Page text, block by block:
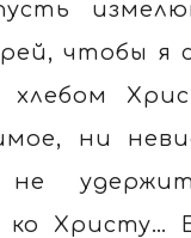
чтобы я
ни
Христу…